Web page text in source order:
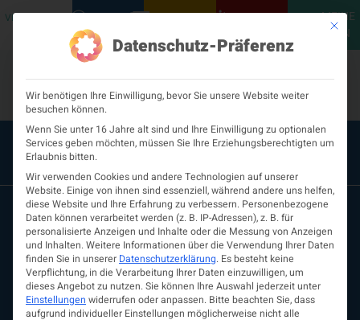
VERANSTALTUNGENPODCASTS NEUROLOGISCH KONTAKT
MEINE
ÖGN
Mit
Datenschutz-Präferenz
Wir benötigen Ihre Einwilligung, bevor Sie unsere Website weiter
besuchen können.
Wenn Sie unter 16 Jahre alt sind und Ihre Einwilligung zu optionalen
Services geben möchten, müssen Sie Ihre Erziehungsberechtigten um
Erlaubnis bitten.
Wir verwenden Cookies und andere Technologien auf unserer
Website. Einige von ihnen sind essenziell, während andere uns helfen,
diese Website und Ihre Erfahrung zu verbessern. Personenbezogene
Daten können verarbeitet werden (z. B. IP-Adressen), z. B. für
personalisierte Anzeigen und Inhalte oder die Messung von Anzeigen
und Inhalten.Weitere Informationen über die Verwendung Ihrer Daten
finden Sie in unserer Datenschutzerklärung. Es besteht keine
Verpflichtung, in die Verarbeitung Ihrer Daten einzuwilligen, um
dieses Angebot zu nutzen.Sie können Ihre Auswahl jederzeit unter
Einstellungen widerrufen oder anpassen. Bitte beachten Sie, dass
aufgrund individueller Einstellungen möglicherweise nicht alle